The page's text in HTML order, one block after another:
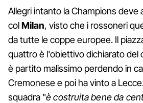
Allegri intanto la Champions deve
colMilan, visto che i rossoneri
da tutte le coppe europee. Il
quattro è l'obiettivo dichiarato del
è partito malissimo perdendo in
Cremonese e poi ha vinto a
squadra "è costruita bene da